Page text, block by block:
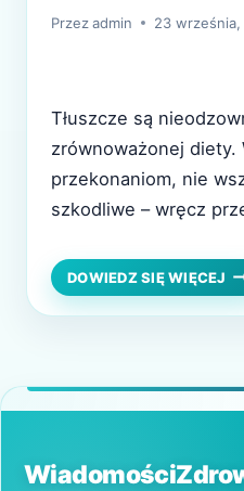
Przezadmin 23 września,
Tłuszcze są
zrównoważonej diety.
przekonaniom, nie
szkodliwe – wręcz
Zdrowe tłuszcze
serca, wpływają na
więc wiedzieć, które
DOWIEDZ SIĘ WIĘCEJ